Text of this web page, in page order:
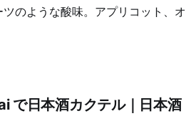
のような酸味。アプリコット、オ
日本酒カクテル｜日本酒